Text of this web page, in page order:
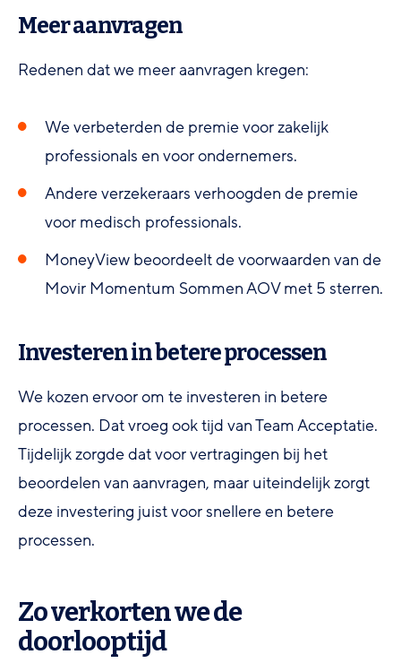
Meer aanvragen
Redenen dat we meer aanvragen kregen:
We verbeterden de premie voor zakelijk
professionals en voor ondernemers.
Andere verzekeraars verhoogden de premie
voor medisch professionals.
MoneyView beoordeelt de voorwaarden van de
Movir Momentum Sommen AOV met 5 sterren.
Investeren in betere processen
We kozen ervoor om te investeren in betere
processen. Dat vroeg ook tijd van Team Acceptatie.
Tijdelijk zorgde dat voor vertragingen bij het
beoordelen van aanvragen, maar uiteindelijk zorgt
deze investering juist voor snellere en betere
processen.
Zo verkorten we de
doorlooptijd